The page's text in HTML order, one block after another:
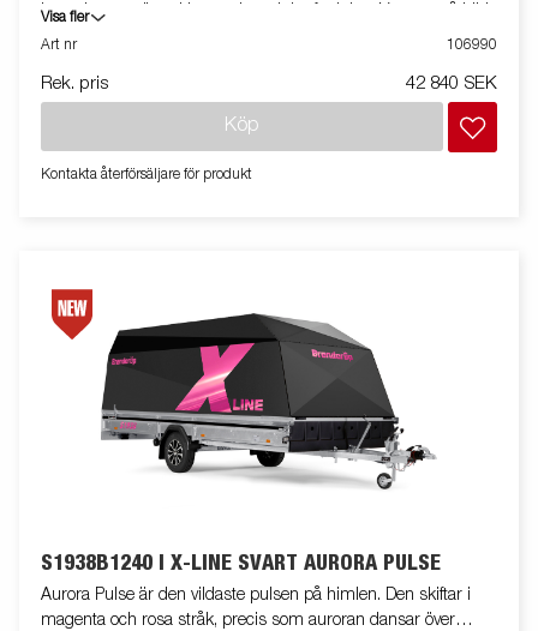
kapaciteten större. Utrustad med tippfunktion. Vagnen på bilden
kan vara extrautrustad.
Visa fler
Art nr
106990
Rek. pris 42 840 SEK
Köp
Kontakta återförsäljare för produkt
S1938B1240 I X-LINE SVART AURORA PULSE
Aurora Pulse är den vildaste pulsen på himlen. Den skiftar i
magenta och rosa stråk, precis som auroran dansar över